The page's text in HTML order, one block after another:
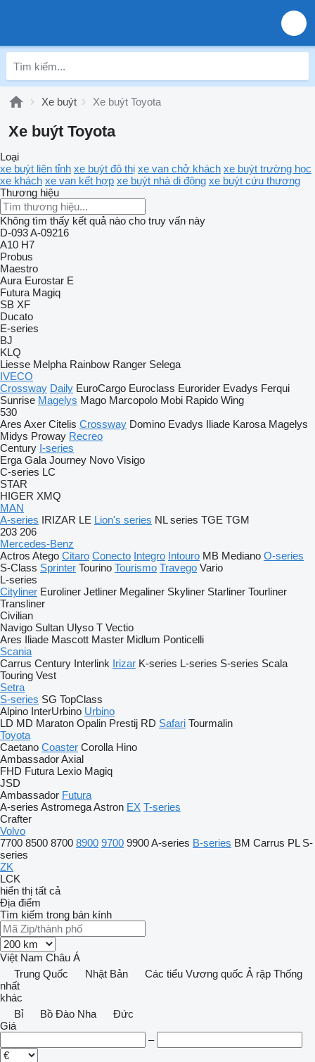
Xe buýt Xe buýt Toyota
Xe buýt Toyota
Loại
xe buýt liên tỉnh xe buýt đô thị xe van chở khách xe buýt trường học
xe khách xe van kết hợp xe buýt nhà di động xe buýt cứu thương
Thương hiệu
Không tìm thấy kết quả nào cho truy vấn này
D-093A-09216
A10 H7
Probus
Maestro
Aura Eurostar E
Futura Magiq
SB XF
Ducato
E-series
BJ
KLQ
Liesse Melpha Rainbow Ranger Selega
IVECO
Crossway Daily EuroCargo Euroclass Eurorider Evadys Ferqui
Sunrise Magelys Mago Marcopolo Mobi Rapido Wing
530
Ares Axer Citelis Crossway Domino Evadys Iliade Karosa Magelys
Midys Proway Recreo
Century I-series
Erga Gala Journey Novo Visigo
C-series LC
STAR
HIGER XMQ
MAN
A-series IRIZAR LE Lion's series NL series TGE TGM
203 206
Mercedes-Benz
Actros Atego Citaro Conecto Integro Intouro MB Mediano O-series
S-Class Sprinter Tourino Tourismo Travego Vario
L-series
Cityliner Euroliner Jetliner Megaliner Skyliner Starliner Tourliner
Transliner
Civilian
Navigo Sultan Ulyso T Vectio
Ares Iliade Mascott Master Midlum Ponticelli
Scania
Carrus Century Interlink Irizar K-series L-series S-series Scala
Touring Vest
Setra
S-series SG TopClass
Alpino InterUrbino Urbino
LD MD Maraton Opalin Prestij RD Safari Tourmalin
Toyota
Caetano Coaster Corolla Hino
AmbassadorAxial
FHD Futura Lexio Magiq
JSD
Ambassador Futura
A-series AstromegaAstron EX T-series
Crafter
Volvo
7700 8500 8700 8900 9700 9900A-series B-series BM Carrus PL S-
series
ZK
LCK
hiển thị tất cả
Địa điểm
Tìm kiếm trong bán kính
Việt Nam Châu Á
Trung Quốc
Nhật Bản
Các tiểu Vương quốc Ả rập Thống
nhất
khác
Bỉ
Bồ Đào Nha
Đức
Giá
–